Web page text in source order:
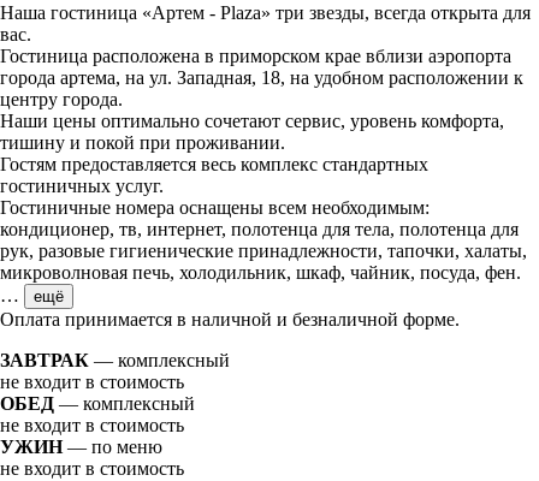
Наша гостиница «Артем - Plaza» три звезды, всегда открыта для
вас.
Гостиница расположена в приморском крае вблизи аэропорта
города артема, на ул. Западная, 18, на удобном расположении к
центру города.
Наши цены оптимально сочетают сервис, уровень комфорта,
тишину и покой при проживании.
Гостям предоставляется весь комплекс стандартных
гостиничных услуг.
Гостиничные номера оснащены всем необходимым:
кондиционер, тв, интернет, полотенца для тела, полотенца для
рук, разовые гигиенические принадлежности, тапочки, халаты,
микроволновая печь, холодильник, шкаф, чайник, посуда, фен.
…
ещё
Оплата принимается в наличной и безналичной форме.
ЗАВТРАК — комплексный
не входит в стоимость
ОБЕД — комплексный
не входит в стоимость
УЖИН— по меню
не входит в стоимость